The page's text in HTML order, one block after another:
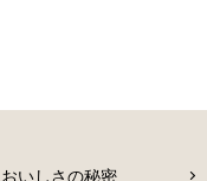
いしさの秘密